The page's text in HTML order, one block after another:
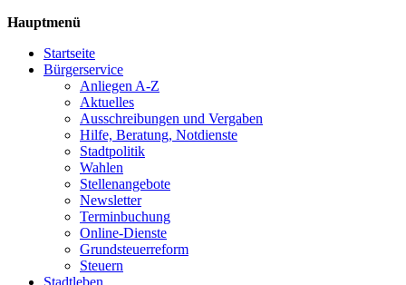
Hauptmenü
Startseite
Bürgerservice
Anliegen A-Z
Aktuelles
Ausschreibungen und Vergaben
Hilfe, Beratung, Notdienste
Stadtpolitik
Wahlen
Stellenangebote
Newsletter
Terminbuchung
Online-Dienste
Grundsteuerreform
Steuern
Stadtleben